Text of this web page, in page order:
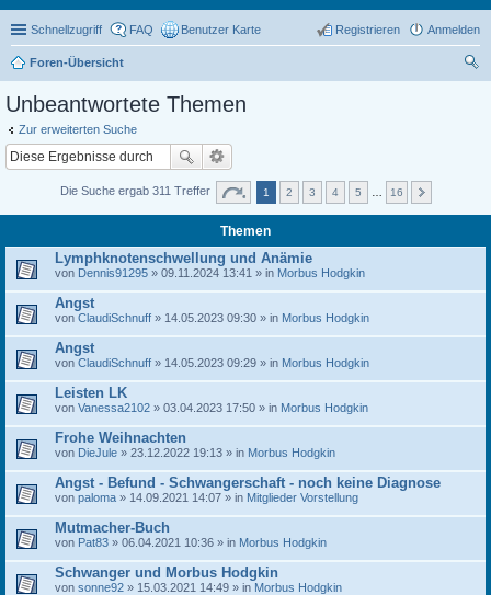
Schnellzugriff FAQ Benutzer Karte Anmelden
Registrieren
Foren-Übersicht
Unbeantwortete Themen
Zur erweiterten Suche
Die Suche ergab 311 Treffer 1 2 3 4 5 16
Themen
Lymphknotenschwellung und Anämie
von Dennis91295 » 09.11.2024 13:41 » in Morbus Hodgkin
Angst
von ClaudiSchnuff » 14.05.2023 09:30 » in Morbus Hodgkin
Angst
von ClaudiSchnuff » 14.05.2023 09:29 » in Morbus Hodgkin
Leisten LK
von Vanessa2102 » 03.04.2023 17:50 » in Morbus Hodgkin
Frohe Weihnachten
von DieJule » 23.12.2022 19:13 » in Morbus Hodgkin
Angst - Befund - Schwangerschaft - noch keine Diagnose
von paloma » 14.09.2021 14:07 » in Mitglieder Vorstellung
Mutmacher-Buch
von Pat83 » 06.04.2021 10:36 » in Morbus Hodgkin
Schwanger und Morbus Hodgkin
von sonne92 » 15.03.2021 14:49 » in Morbus Hodgkin